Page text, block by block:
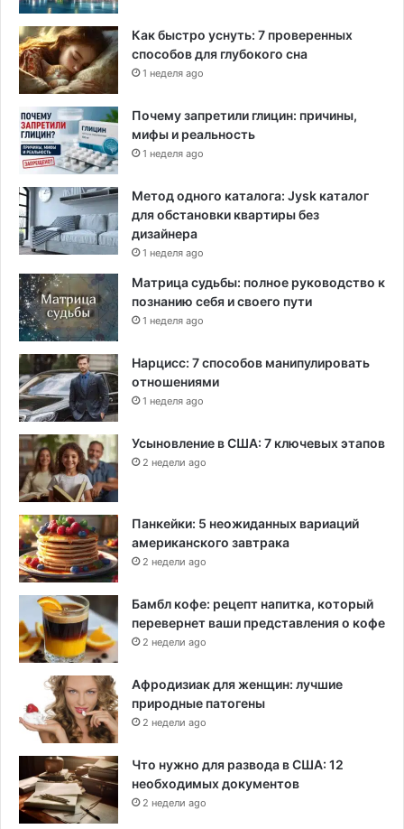
Как быстро уснуть: 7 проверенных
способов для глубокого сна
1 неделя ago
Почему запретили глицин: причины,
мифы и реальность
1 неделя ago
Метод одного каталога: Jysk каталог
для обстановки квартиры без
дизайнера
1 неделя ago
Матрица судьбы: полное руководство к
познанию себя и своего пути
1 неделя ago
Нарцисс: 7 способов манипулировать
отношениями
1 неделя ago
Усыновление в США: 7 ключевых этапов
2 недели ago
Панкейки: 5 неожиданных вариаций
американского завтрака
2 недели ago
Бамбл кофе: рецепт напитка, который
перевернет ваши представления о кофе
2 недели ago
Афродизиак для женщин: лучшие
природные патогены
2 недели ago
Что нужно для развода в США: 12
необходимых документов
2 недели ago